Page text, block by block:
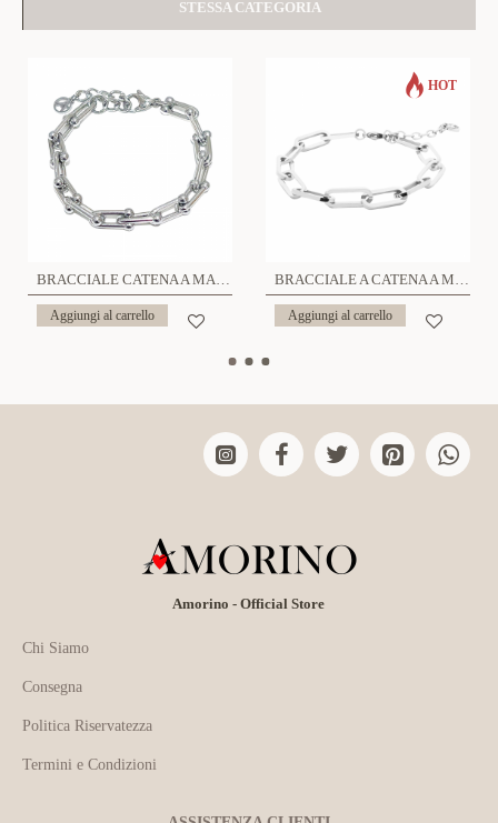
STESSA CATEGORIA
BRACCIALE CATENA A MAGLIE FERRO DI CAVALLO U - JN2268D521
Aggiungi al carrello
HOT
BRACCIALE A CATENA A MAGLIE RETTANGOLARI - OY20713944A63
Aggiungi al carrello
Amorino - Official Store
Chi Siamo
Consegna
Politica Riservatezza
Termini e Condizioni